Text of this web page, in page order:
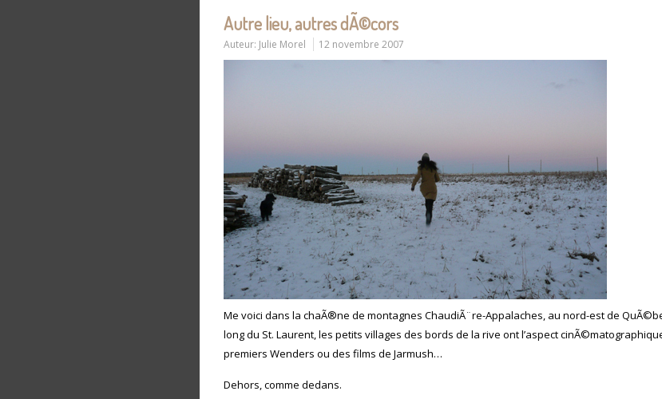
Autre lieu, autres dÃ©cors
Auteur: Julie Morel 12 novembre 2007
Me voici dans la chaÃ®ne de montagnes ChaudiÃ¨re-Appalaches, au nord-est de
long du St. Laurent, les petits villages des bords de la rive ont l’aspect
premiers Wenders ou des films de Jarmush…
Dehors, comme dedans.